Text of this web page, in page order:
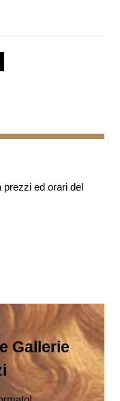
ed orari del
Gallerie